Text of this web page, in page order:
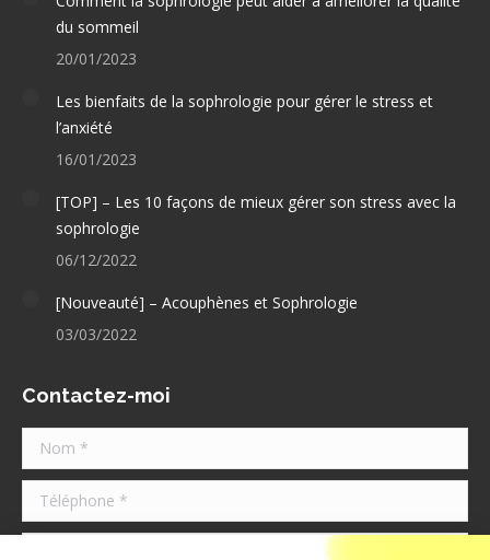
newdu sommeil
20/01/2023
Les bienfaits de la sophrologie pour gérer le stress et
l’anxiété
16/01/2023
[TOP] – Les 10 façons de mieux gérer son stress avec la
sophrologie
06/12/2022
[Nouveauté] – Acouphènes et Sophrologie
03/03/2022
Contactez-moi
Nom *
Téléphone *